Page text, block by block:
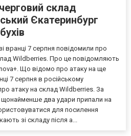
склад
Єкатеринбург
вранці 7 серпня повідомили про
Wildberries. Про це повідомляють
Що відомо про атаку на ще
7 серпня в російському
атаку на склад Wildberries. За
два удари припали на
для посилення
зі складу після а...